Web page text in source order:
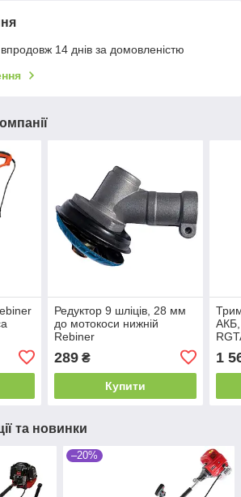
14 днів за домовленістю
Редуктор 9 шліців, 28 мм
до мотокоси нижній
Rebiner
289₴
Купити
1
та новинки
–20%